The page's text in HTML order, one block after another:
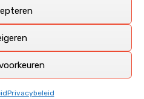
Privacybeleid
vrij pretentieloze
kennis over de kunde én de